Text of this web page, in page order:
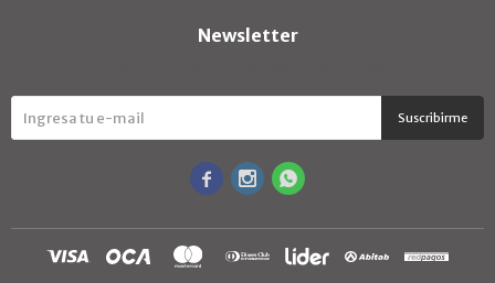
Newsletter
Suscribirme
  